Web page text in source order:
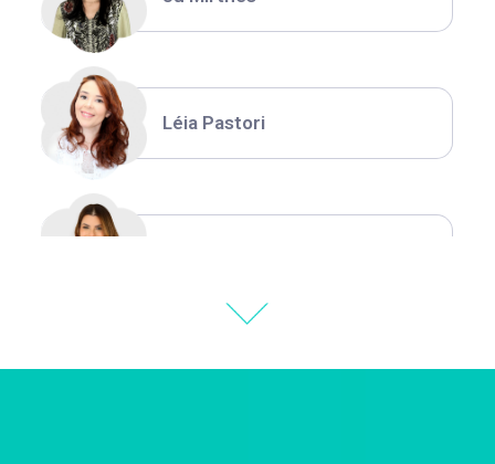
Léia Pastori